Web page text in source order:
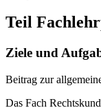
Teil
Ziele und
Beitrag zur
Das Fach